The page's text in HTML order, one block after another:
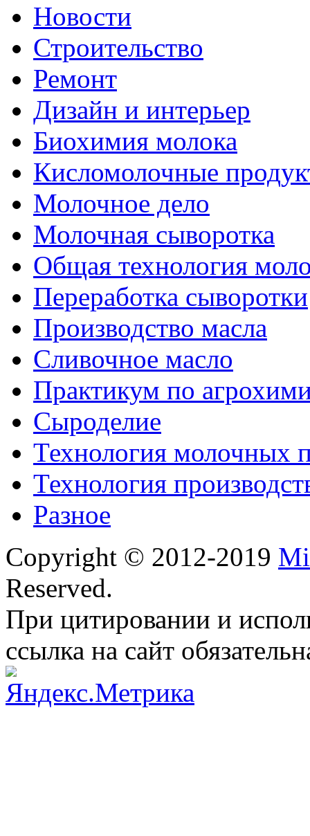
Новости
Строительство
Ремонт
Дизайн и интерьер
Биохимия молока
Кисломолочные
Молочное дело
Молочная сыворотка
Общая технология
Переработка сыворотки
Производство масла
Сливочное масло
Практикум по
Сыроделие
Технология молочных
Технология
Разное
Copyright © 2012-2019
Reserved.
При цитировании и
ссылка на сайт